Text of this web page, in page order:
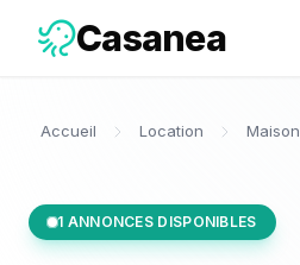
Casanea
Accueil Location Maison
1 ANNONCES DISPONIBLES